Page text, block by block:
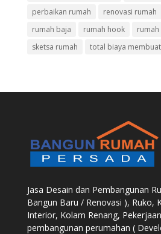
perbaikan rumah
renovasi rumah
rumah baja
rumah hook
sketsa rumah
total biaya
Jasa Desain dan Pembangunan
Bangun Baru / Renovasi ), Ruko,
Interior, Kolam Renang,
pembangunan perumahan (